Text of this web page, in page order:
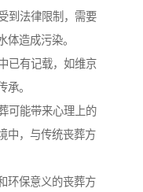
到法律限制，需要
造成污染。
已有记载，如维京
承。
可能带来心理上的
中，与传统丧葬方
环保意义的丧葬方